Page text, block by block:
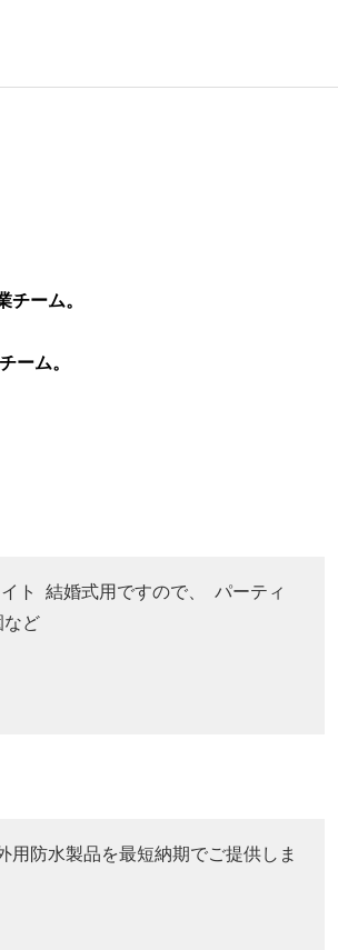
チーム。
ーム。
ト 結婚式用ですので、 パーティ
など
用防水製品を最短納期でご提供しま